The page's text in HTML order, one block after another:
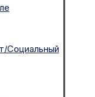
Социальный